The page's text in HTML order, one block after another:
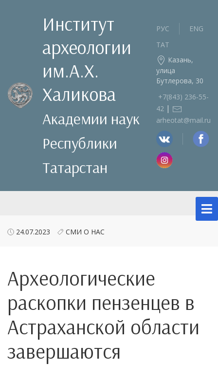
Институт
археологии
им.А.Х.
Халикова
Академии наук
Республики
Татарстан
РУС
ENG
ТАТ
Казань,
улица
Бутлерова, 30
+7(843) 236‑55-
42 |
arheotat@mail.ru
24.07.2023 СМИ О НАС
Археологические
раскопки пензенцев в
Астраханской области
завершаются